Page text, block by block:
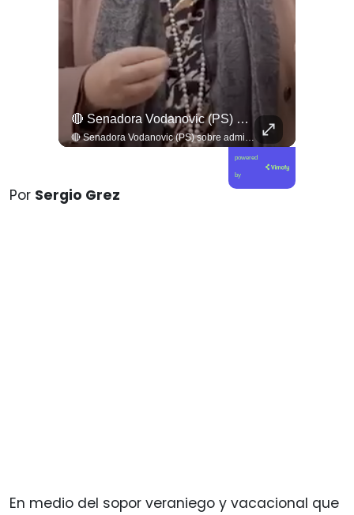
🔴 Senadora Vodanovic (PS) Sobre Admisibilidad Del TC A Requerimientos Por Megarreforma
🔴 Senadora Vodanovic (PS) sobre admisibilidad del TC a requerimientos por megarreforma
powered
by
Por Sergio Grez
En medio del sopor veraniego y vacacional que